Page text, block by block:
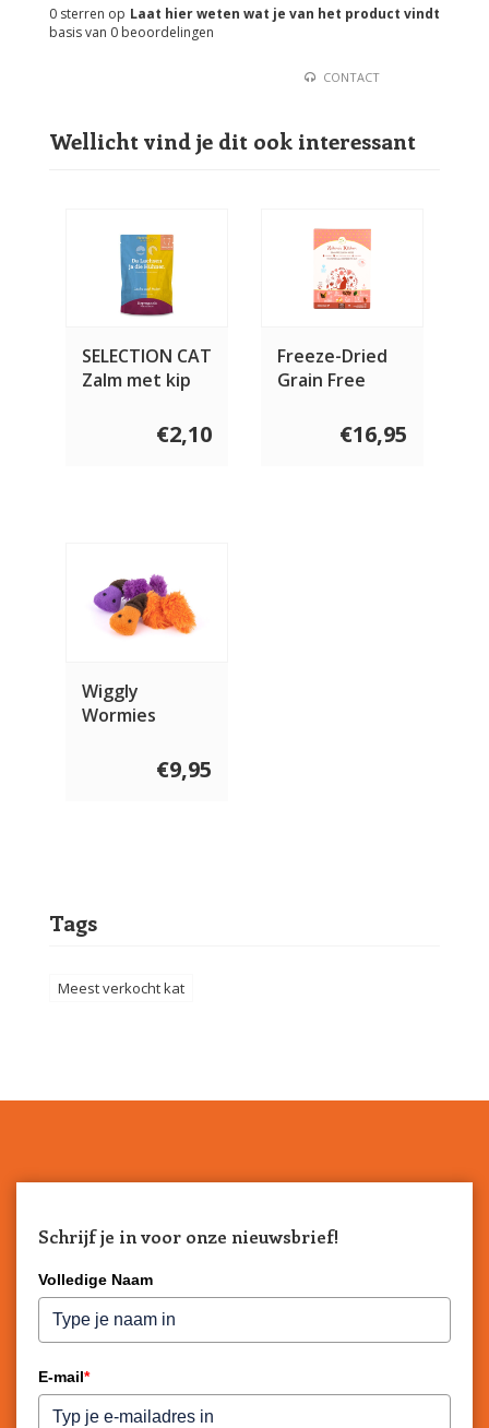
Laat hier weten wat je van het product vindt
0 sterren op
basis van 0 beoordelingen
CONTACT
Wellicht vind je dit ook interessant
SELECTION CAT
Zalm met kip
€2,10
Freeze-Dried
Grain Free
For Cats€16,95
Wiggly
Wormies
€9,95
Tags
Meest verkocht kat
Schrijf je in voor onze nieuwsbrief!
Volledige Naam
E-mail*